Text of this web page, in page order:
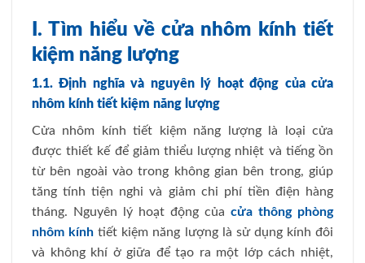
I. Tìm hiểu về cửa nhôm kính tiết
kiệm năng lượng
1.1. Định nghĩa và nguyên lý hoạt động của cửa
nhôm kính tiết kiệm năng lượng
Cửa nhôm kính tiết kiệm năng lượng là loại cửa
được thiết kế để giảm thiểu lượng nhiệt và tiếng ồn
từ bên ngoài vào trong không gian bên trong, giúp
tăng tính tiện nghi và giảm chi phí tiền điện hàng
tháng. Nguyên lý hoạt động của cửa thông phòng
nhôm kính tiết kiệm năng lượng là sử dụng kính đôi
và không khí ở giữa để tạo ra một lớp cách nhiệt,